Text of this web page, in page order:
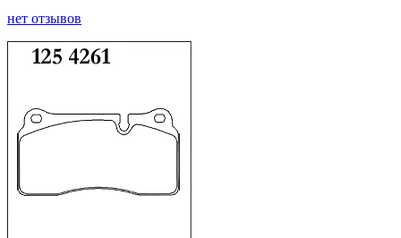
нет отзывов